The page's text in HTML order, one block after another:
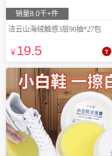
销量8.0千+件
洁云山海绒触感3层90抽*27包
¥19.5